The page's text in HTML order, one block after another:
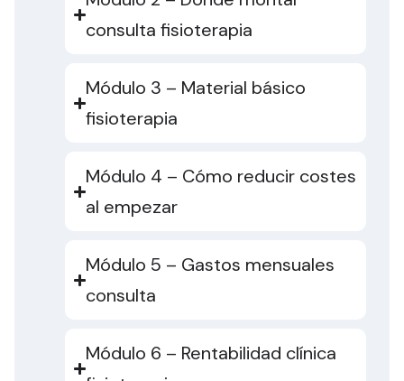
consulta fisioterapia
Módulo 3 – Material básico
fisioterapia
Módulo 4 – Cómo reducir costes
al empezar
Módulo 5 – Gastos mensuales
consulta
Módulo 6 – Rentabilidad clínica